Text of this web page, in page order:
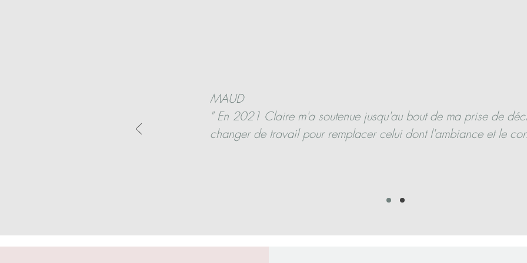
MAUD
" En 2021 Claire m'a soutenue jusqu'au bout de ma prise de
changer de travail pour remplacer celui dont l'ambiance et le